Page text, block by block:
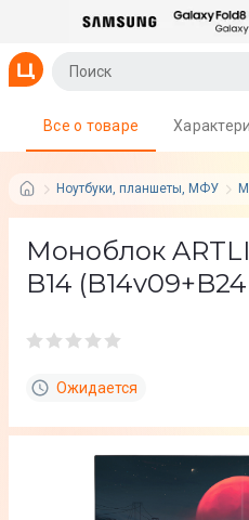
Ноутбуки, планшеты, МФУ
Все о товаре
Моноблок
B14
Ожидается